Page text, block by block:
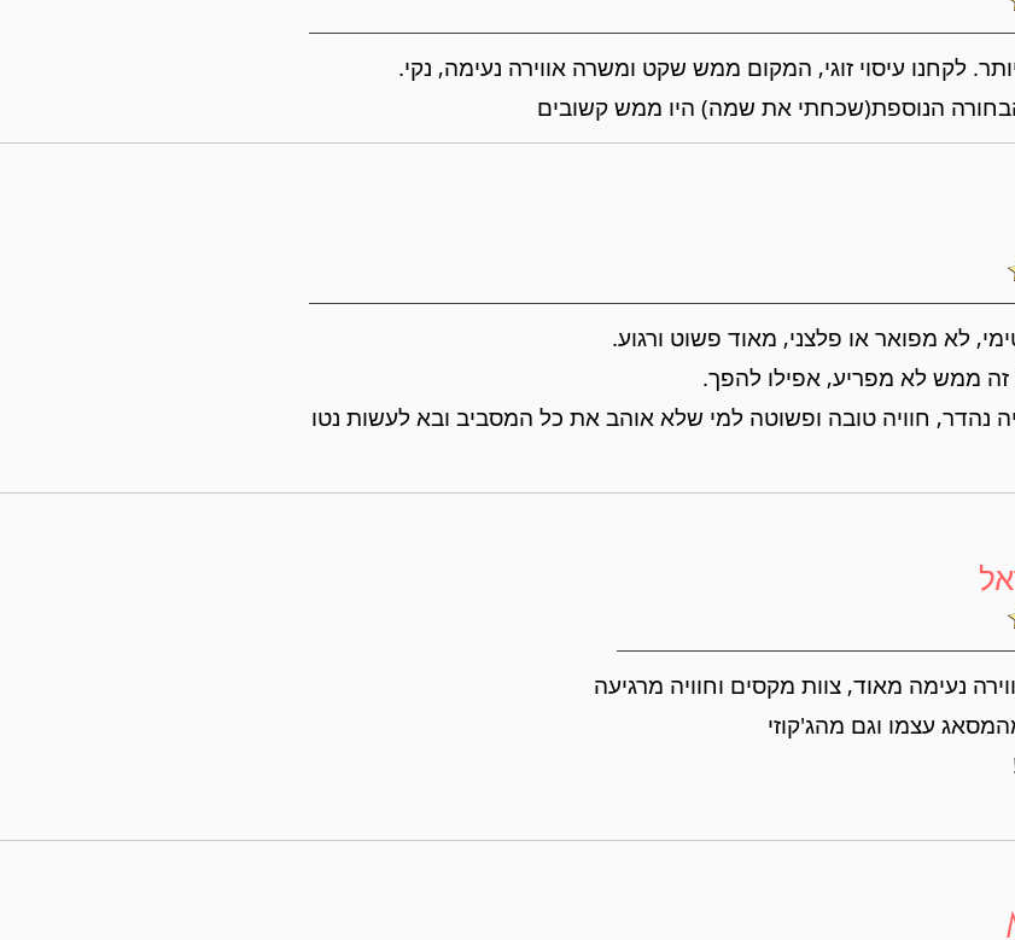
לקחנו עיסוי זוגי, המקום ממש שקט ומשרה אווירה נעימה, נקי.
הנוספת(שכחתי את שמה) היו ממש קשובים
לא מפואר או פלצני, מאוד פשוט ורגוע.
ממש לא מפריע, אפילו להפך.
נהדר, חוויה טובה ופשוטה למי שלא אוהב את כל המסביב ובא לעשות נטו
נעימה מאוד, צוות מקסים וחוויה מרגיעה
עצמו וגם מהג'קוזי